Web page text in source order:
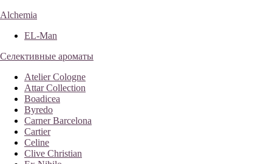
Alchemia
EL-Man
Селективные ароматы
Atelier Cologne
Attar Collection
Boadicea
Byredo
Carner Barcelona
Cartier
Celine
Clive Christian